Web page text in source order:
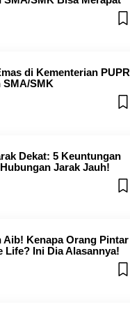
di Kementerian PUPR
SMK
Dekat: 5 Keuntungan
Jarak Jauh!
Aib! Kenapa Orang Pintar
Life? Ini Dia Alasannya!